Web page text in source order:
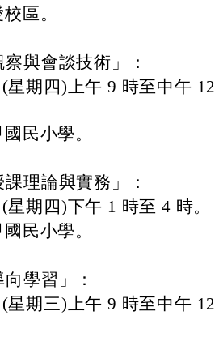
區。
與會談技術」：
星期四)上午 9 時至中午 12
民小學。
理論與實務」：
期四)下午 1 時至 4 時。
民小學。
學習」：
星期三)上午 9 時至中午 12